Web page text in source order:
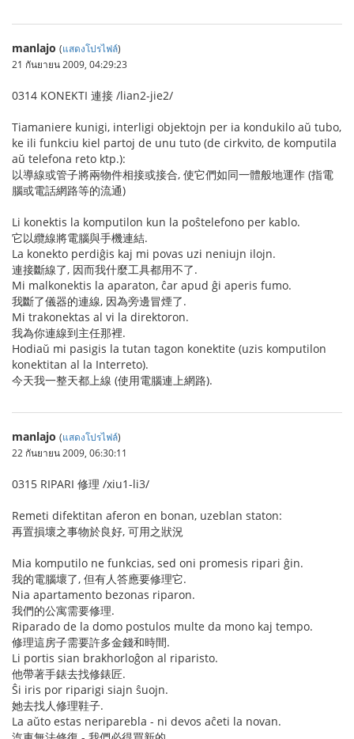
manlajo (แสดงโปรไฟล์)
21 กันยายน 2009, 04:29:23
0314 KONEKTI 連接 /lian2-jie2/
Tiamaniere kunigi, interligi objektojn per ia kondukilo aŭ tubo,
ke ili funkciu kiel partoj de unu tuto (de cirkvito, de komputila
aŭ telefona reto ktp.):
以導線或管子將兩物件相接或接合, 使它們如同一體般地運作 (指電
腦或電話網路等的流通)
Li konektis la komputilon kun la poŝtelefono per kablo.
它以纜線將電腦與手機連結.
La konekto perdiĝis kaj mi povas uzi neniujn ilojn.
連接斷線了, 因而我什麼工具都用不了.
Mi malkonektis la aparaton, ĉar apud ĝi aperis fumo.
我斷了儀器的連線, 因為旁邊冒煙了.
Mi trakonektas al vi la direktoron.
我為你連線到主任那裡.
Hodiaŭ mi pasigis la tutan tagon konektite (uzis komputilon
konektitan al la Interreto).
今天我一整天都上線 (使用電腦連上網路).
manlajo (แสดงโปรไฟล์)
22 กันยายน 2009, 06:30:11
0315 RIPARI 修理 /xiu1-li3/
Remeti difektitan aferon en bonan, uzeblan staton:
再置損壞之事物於良好, 可用之狀況
Mia komputilo ne funkcias, sed oni promesis ripari ĝin.
我的電腦壞了, 但有人答應要修理它.
Nia apartamento bezonas riparon.
我們的公寓需要修理.
Riparado de la domo postulos multe da mono kaj tempo.
修理這房子需要許多金錢和時間.
Li portis sian brakhorloĝon al riparisto.
他帶著手錶去找修錶匠.
Ŝi iris por riparigi siajn ŝuojn.
她去找人修理鞋子.
La aŭto estas neriparebla - ni devos aĉeti la novan.